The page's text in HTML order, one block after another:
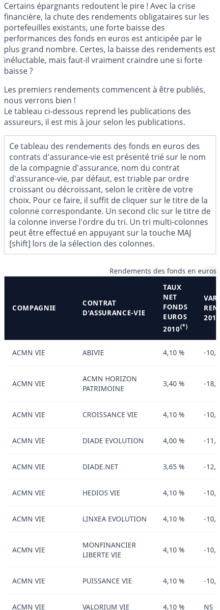
Certains épargnants redoutent le pire ! Avec la crise
financière, la chute des rendements obligataires sur les
portefeuilles existants, une forte baisse des
performances des fonds en euros est anticipée par le
plus grand nombre. Certes, la baisse des rendements est
inéluctable, mais faut-il vraiment craindre une si forte
baisse ?
Les premiers rendements commencent à être publiés,
nous verrons bien !
Le tableau ci-dessous reprend les publications des
assureurs, il est mis à jour selon les publications.
Ce tableau des rendements des fonds en euros des
contrats d'assurance-vie est présenté trié sur le nom
de la compagnie d'assurance, nom du contrat
d'assurance-vie, par défaut, est triable par ordre
croissant ou décroissant, selon le critère de votre
choix. Pour ce faire, il suffit de cliquer sur le titre de la
colonne correspondante. Un second clic sur le titre de
la colonne inverse l'ordre du tri. Un tri multi-colonnes
peut être effectué en appuyant sur la touche MAJ
[shift] lors de la sélection des colonnes.
Rendements des fonds en euros
COMPAGNIE
CONTRAT
D'ASSURANCE-VIE
TAUX
NET
FONDS
EUROS
2010(*)
ACMN VIE ABIVIE 4,10 % -
ACMN VIE
ACMN HORIZON
PATRIMOINE
3,40 % -
ACMN VIE CROISSANCE VIE 4,10 % -
ACMN VIE DIADE EVOLUTION 4,00 % -
ACMN VIE DIADE.NET 3,65 % -
ACMN VIE HEDIOS VIE 4,10 % -
ACMN VIE LINXEA EVOLUTION 4,10 % -
ACMN VIE
MONFINANCIER
LIBERTE VIE
4,10 % -
ACMN VIE PUISSANCE VIE 4,10 % -
ACMN VIE VALORIUM VIE 4,10 % NS